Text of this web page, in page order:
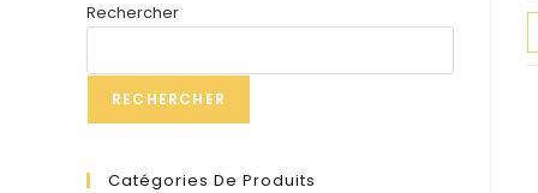
Rechercher
RECHERCHER
Catégories De Produits